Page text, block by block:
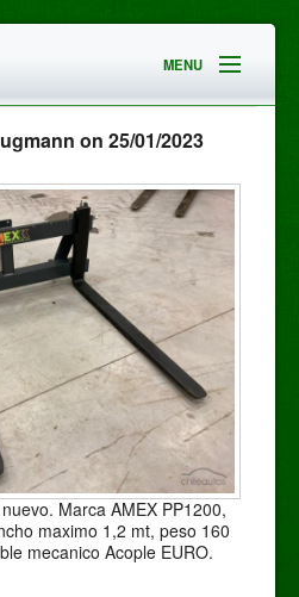
MENU
on 25/01/2023
Marca AMEX PP1200,
maximo 1,2 mt, peso 160
mecanico Acople EURO.